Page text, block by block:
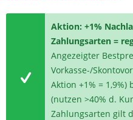
Aktion: +1%
Zahlungsarten =
Angezeigter
Vorkasse-/
Aktion +1% =
(nutzen >40% d.
Zahlungsarten gilt